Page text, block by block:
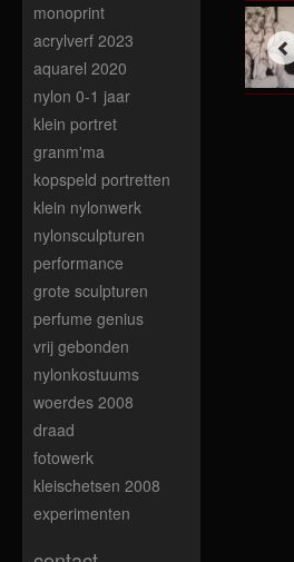
monoprint
acrylverf 2023
aquarel 2020
nylon 0-1 jaar
klein portret
granm'ma
kopspeld portretten
klein nylonwerk
nylonsculpturen
performance
grote sculpturen
perfume genius
vrij gebonden
nylonkostuums
woerdes 2008
draad
fotowerk
kleischetsen 2008
experimenten